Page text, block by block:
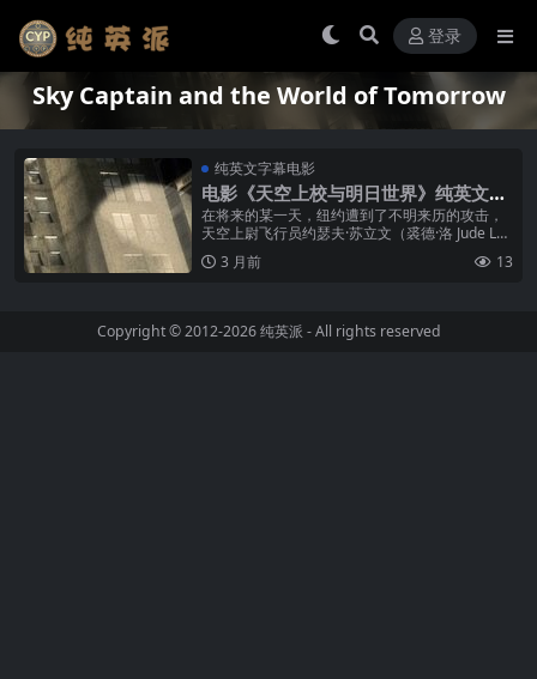
登录
Sky Captain and the World of Tomorrow
纯英文字幕电影
电影《天空上校与明日世界》纯英文字
幕下载
在将来的某一天，纽约遭到了不明来历的攻击，
天空上尉飞行员约瑟夫·苏立文（裘德·洛 Jude La
w 饰）收到求救信号出手相助，在经过激烈的较
量后，纽约迎来了暂时...
3 月前 13
Copyright © 2012-2026纯英派 - All rights reserved